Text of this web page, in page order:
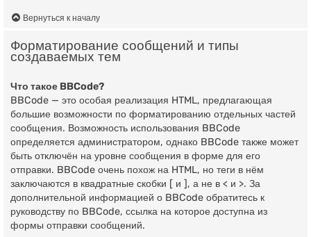
Вернуться к началу
Форматирование сообщений и типы
создаваемых тем
Что такое BBCode?
BBCode — это особая реализация HTML, предлагающая
большие возможности по форматированию отдельных частей
сообщения. Возможность использования BBCode
определяется администратором, однако BBCode также может
быть отключён на уровне сообщения в форме для его
отправки. BBCode очень похож на HTML, но теги в нём
заключаются в квадратные скобки [ и ], а не в < и >. За
дополнительной информацией о BBCode обратитесь к
руководству по BBCode, ссылка на которое доступна из
формы отправки сообщений.